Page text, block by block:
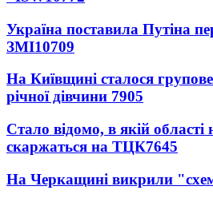
Україна поставила Путіна
ЗМІ10709
На Київщині сталося
річної дівчини 7905
Стало відомо, в якій області
скаржаться на ТЦК7645
На Черкащині викрили